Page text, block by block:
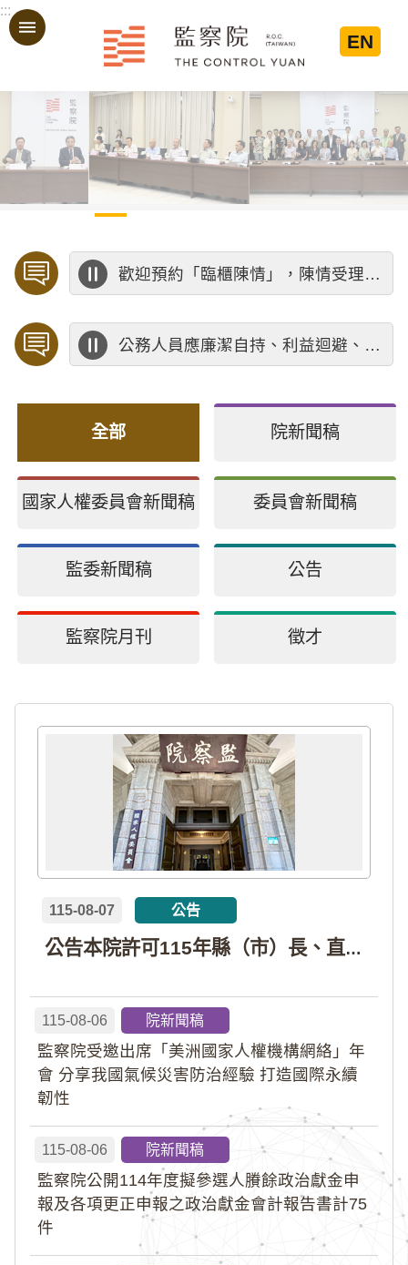
跳到主要內容區塊
:::
EN
歡迎預約「臨櫃陳情」，陳情受理中心將優先排定人員與您接談，釐清案情爭點後收案處理，以節省您的寶貴時間。
公務人員應廉潔自持、利益迴避、依法公正執行公務～考試院公務人員保障暨培訓委員會～
全部 院新聞稿
國家人權委員會新聞稿 委員會新聞稿
監委新聞稿 公告
監察院月刊 徵才
公告本院許可115年縣（市）長、直轄市議員、縣（市）議員擬參選人開立政治獻金專戶共計4戶。各專戶得收受政治獻金期間為自專戶許可設立日起至115年11月27日止，專戶名冊詳如附件。
115-08-07 公告
115-08-06 院新聞稿
監察院受邀出席「美洲國家人權機構網絡」年
會 分享我國氣候災害防治經驗 打造國際永續
韌性
115-08-06 院新聞稿
監察院公開114年度擬參選人賸餘政治獻金申
報及各項更正申報之政治獻金會計報告書計75
件